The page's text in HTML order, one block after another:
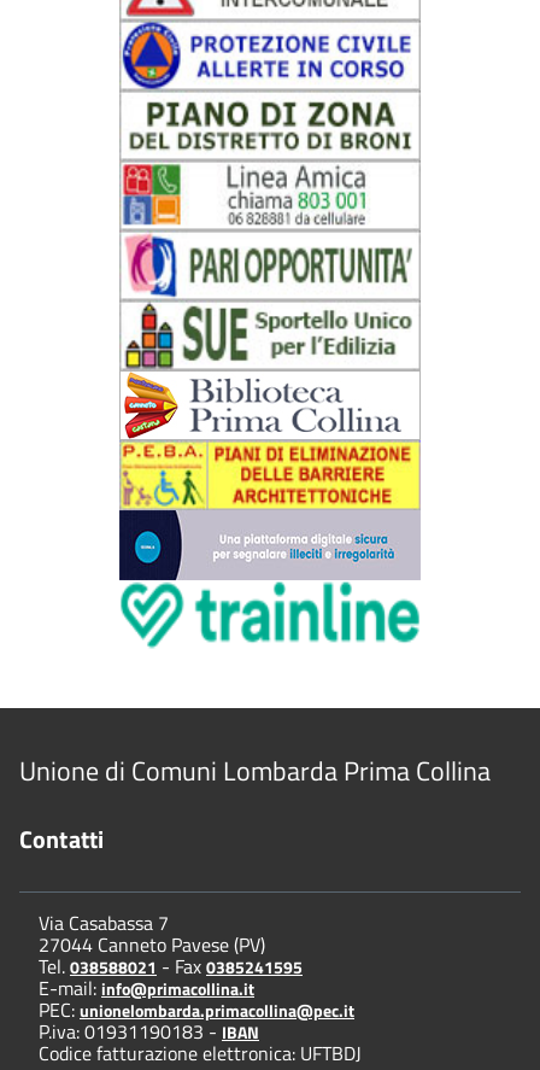
Unione di Comuni Lombarda Prima Collina
Contatti
Via Casabassa 7
27044 Canneto Pavese (PV)
Tel.038588021 - Fax0385241595
E-mail:info@primacollina.it
PEC:unionelombarda.primacollina@pec.it
P.iva: 01931190183 - IBAN
Codice fatturazione elettronica: UFTBDJ